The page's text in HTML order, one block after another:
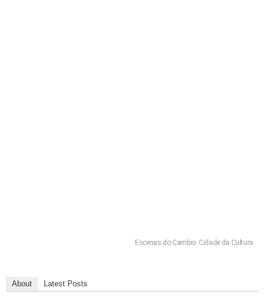
Escenas do Cambio. Cidade da Cultura
About Latest Posts